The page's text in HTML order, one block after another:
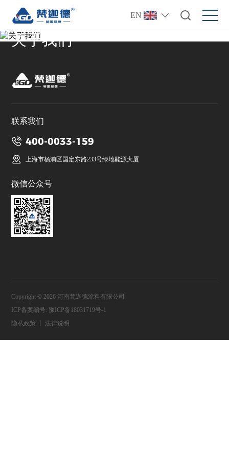
EN
关于我们
联系我们
400-0033-159
上海市杨浦区国定东路233号绿地能源大厦
微信公众号
Copyright © 2026 河南梵迦德涂料有限公司
ICP备案编号: 豫ICP备18031719号-1
隐私政策
法律说明